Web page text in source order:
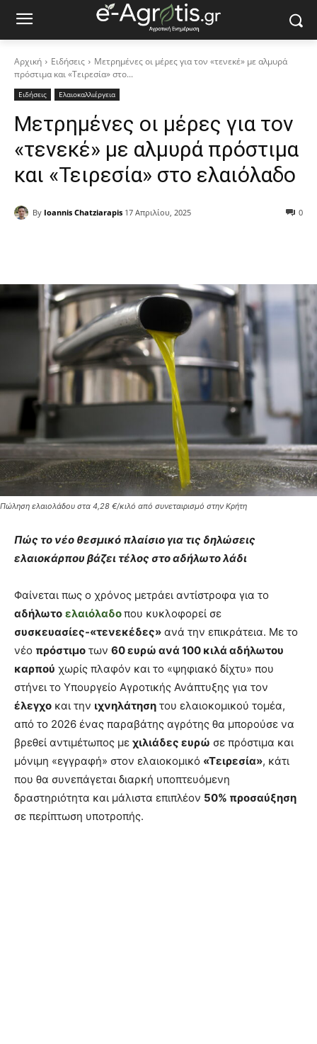
Αρχική Ειδήσεις
Μετρημένες οι μέρες για τον «τενεκέ» με αλμυρά
πρόστιμα και «Τειρεσία» στο...
Ειδήσεις Ελαιοκαλλιέργεια
Μετρημένες οι μέρες για τον
«τενεκέ» με αλμυρά πρόστιμα
και «Τειρεσία» στο ελαιόλαδο
By Ioannis Chatziarapis 17 Απριλίου, 2025 0
Πώληση ελαιολάδου στα 4,28 €/κιλό από συνεταιρισμό στην Κρήτη
Πώς το νέο θεσμικό πλαίσιο για τις δηλώσεις
ελαιοκάρπου βάζει τέλος στο αδήλωτο λάδι
Φαίνεται πως ο χρόνος μετράει αντίστροφα για το
αδήλωτο ελαιόλαδοπου κυκλοφορεί σε
συσκευασίες-«τενεκέδες» ανά την επικράτεια. Με το
νέο πρόστιμο των 60 ευρώ ανά 100 κιλά αδήλωτου
καρπού χωρίς πλαφόν και το «ψηφιακό δίχτυ» που
στήνει το Υπουργείο Αγροτικής Ανάπτυξης για τον
έλεγχο και την ιχνηλάτηση του ελαιοκομικού τομέα,
από το 2026 ένας παραβάτης αγρότης θα μπορούσε να
βρεθεί αντιμέτωπος με χιλιάδες ευρώ σε πρόστιμα και
μόνιμη «εγγραφή» στον ελαιοκομικό «Τειρεσία», κάτι
που θα συνεπάγεται διαρκή υποπτευόμενη
δραστηριότητα και μάλιστα επιπλέον 50% προσαύξηση
σε περίπτωση υποτροπής.